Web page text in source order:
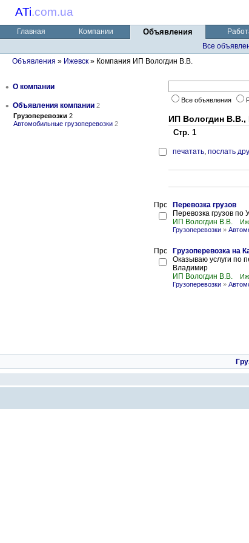
ATi.com.ua
Главная Компании Объявления
Все
Объявления » Ижевск » Компания ИП Вологдин В.В.
• О компании
• Объявления компании 2
Грузоперевозки 2
Автомобильные грузоперевозки 2
Все объявления
ИП Вологдин В.В.,
Стр. 1
печатать, послать
Перевозка грузов
Перевозка грузов по
ИП Вологдин В.В.
Грузоперевозки »
Грузоперевозка на
Оказываю услуги по
Владимир
ИП Вологдин В.В.
Грузоперевозки »